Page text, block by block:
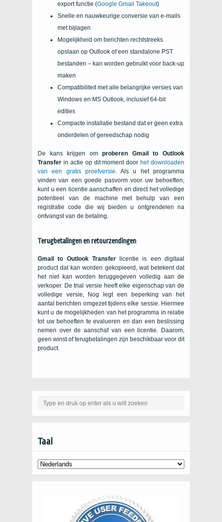
export functie (Google Gmail Takeout)
Snelle en nauwkeurige conversie van e-mails
met bijlagen
Mogelijkheid om berichten rechtstreeks
opslaan op Outlook of een standalone PST
bestanden – kan worden gebruikt voor back-up
maken
Compatibiliteit met alle belangrijke versies van
Windows en MS Outlook, inclusief64-bit
edities
Compacte installatie bestand dat er geen extra
onderdelen of gereedschap nodig
De kans krijgen omproberen Gmail to Outlook
Transfer in actie op dit moment door het downloaden
van een gratis proefversie. Als u het programma
vinden van een goede pasvorm voor uw behoeften,
kunt u een licentie aanschaffen en direct het volledige
potentieel van de machine met behulp van een
registratie code die wij bieden u ontgrendelen na
ontvangst van de betaling.
Terugbetalingen en retourzendingen
Gmail to Outlook Transferlicentie is een digitaal
product dat kan worden gekopieerd, wat betekent dat
het niet kan worden teruggegeven volledig aan de
verkoper. De trial versie heeft elke eigenschap van de
volledige versie, Nog legt een beperking van het
aantal berichten omgezet tijdens elke sessie. Hiermee
kunt u de mogelijkheden van het programma in relatie
tot uw behoeften te evalueren en dan een beslissing
nemen over de aanschaf van een licentie. Daarom,
geen winst of terugbetalingen zijn beschikbaar voor dit
product.
Taal